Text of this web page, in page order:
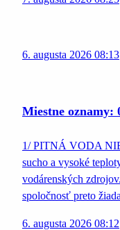
6. augusta 2026 08:13
Miestne oznamy:
1/ PITNÁ VODA
sucho a vysoké
vodárenských
spoločnosť preto
6. augusta 2026 08:12